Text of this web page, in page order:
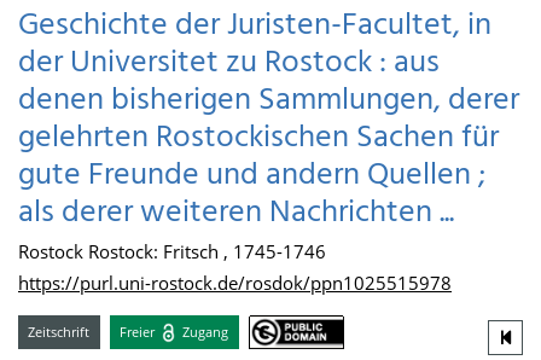
Geschichte der Juristen-Facultet, in
der Universitet zu Rostock : aus
denen bisherigen Sammlungen, derer
gelehrten Rostockischen Sachen für
gute Freunde und andern Quellen ;
als derer weiteren Nachrichten ...
Rostock Rostock: Fritsch , 1745-1746
https://purl.uni-rostock.de/rosdok/ppn1025515978
Zeitschrift Freier Zugang